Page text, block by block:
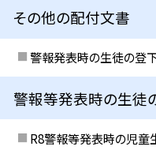
その他の配付文書
警報発表時の生徒の登
警報等発表時の生徒
R8警報等発表時の児童